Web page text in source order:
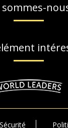
Sécurité